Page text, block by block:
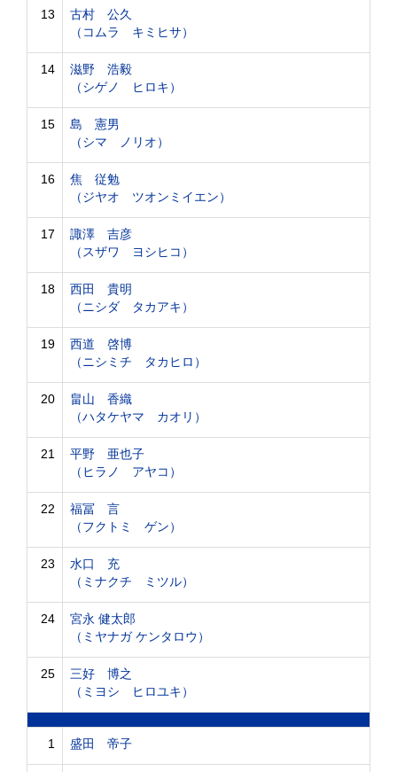
13
古村 公久
（コムラ キミヒサ）
14
滋野 浩毅
（シゲノ ヒロキ）
15
島 憲男
（シマ ノリオ）
16
焦 従勉
（ジヤオ ツオンミイエン）
17
諏澤 吉彦
（スザワ ヨシヒコ）
18
西田 貴明
（ニシダ タカアキ）
19
西道 啓博
（ニシミチ タカヒロ）
20
畠山 香織
（ハタケヤマ カオリ）
21
平野 亜也子
（ヒラノ アヤコ）
22
福冨 言
（フクトミ ゲン）
23
水口 充
（ミナクチ ミツル）
24
宮永 健太郎
（ミヤナガ ケンタロウ）
25
三好 博之
（ミヨシ ヒロユキ）
1 盛田 帝子